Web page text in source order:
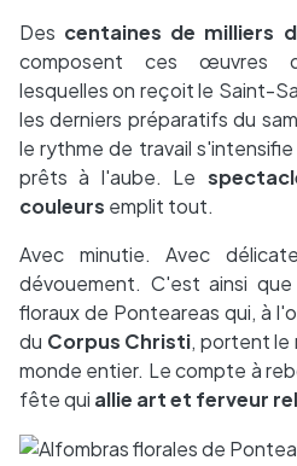
Des centaines de milliers
composent ces œuvres
lesquelles on reçoit le Saint-
les derniers préparatifs du
le rythme de travail
prêts à l'aube. Le
couleurs emplit tout.
Avec minutie. Avec
dévouement. C'est ainsi
floraux de Ponteareas qui, à
du Corpus Christi, portent le
monde entier. Le compte à
fête qui allie art et ferveur